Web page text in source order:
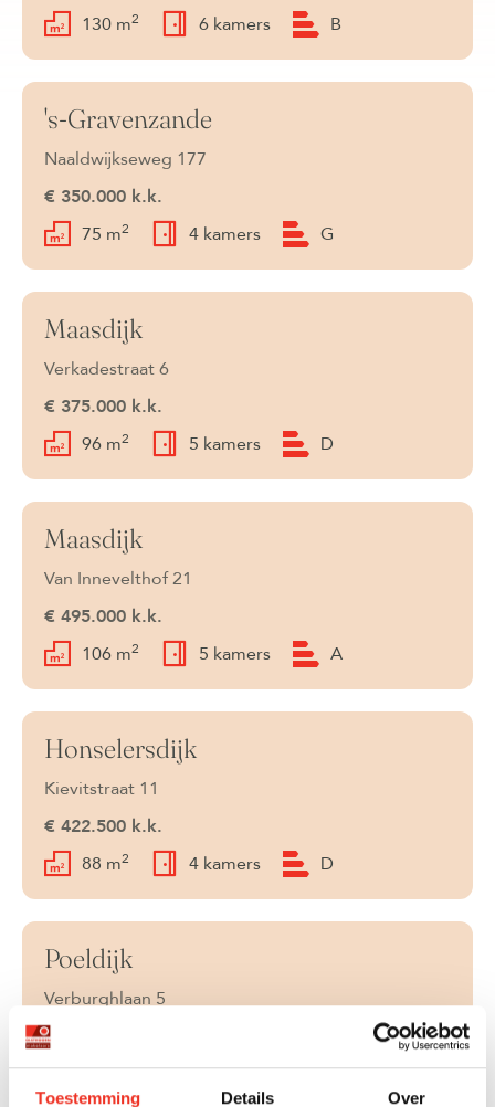
Toestemming Details Over
130 m2 6 kamers B
Onder bod
's-Gravenzande
Naaldwijkseweg 177
€ 350.000 k.k.
75 m2 4 kamers G
Onder bod
Maasdijk
Verkadestraat 6
€ 375.000 k.k.
96 m2 5 kamers D
Onder bod
Maasdijk
Van Innevelthof 21
€ 495.000 k.k.
106 m2 5 kamers A
Onder bod
Honselersdijk
Kievitstraat 11
€ 422.500 k.k.
88 m2 4 kamers D
Onder bod
Poeldijk
Verburghlaan 5
€ 525.000 k.k.
135 m2 5 kamers C